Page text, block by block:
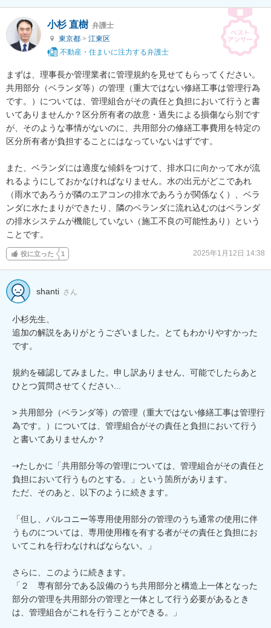
小杉 直樹 弁護士
東京都 > 江東区
不動産・住まいに注力する弁護士
まずは、理事長か管理業者に管理規約を見せてもらってください。
共用部分（ベランダ等）の管理（重大ではない修繕工事は管理行為
です。）については、管理組合がその責任と負担において行うと書
いてありませんか？区分所有者の故意・過失による損傷なら別です
が、そのような事情がないのに、共用部分の修繕工事費用を特定の
区分所有者が負担することにはなっていないはずです。
また、ベランダには適度な傾斜をつけて、排水口に向かって水が流
れるようにしておかなければなりません。水の出元がどこであれ
（雨水であろうが隣のエアコンの排水であろうが関係なく）、ベラ
ンダに水たまりができたり、隣のベランダに流れ込むのはベランダ
の排水システムが機能していない（施工不良の可能性あり）という
ことです。
役に立った 1 2025年1月12日 14:38
shanti さん
小杉先生、
追加の解説をありがとうございました。とてもわかりやすかった
です。
規約を確認してみました。申し訳ありません、可能でしたらあと
ひとつ質問させてください...
> 共用部分（ベランダ等）の管理（重大ではない修繕工事は管理行
為です。）については、管理組合がその責任と負担において行う
と書いてありませんか？
⇢たしかに「共用部分等の管理については、管理組合がその責任と
負担において行うものとする。」という箇所があります。
ただ、そのあと、以下のように続きます。
「但し、バルコニー等専用使用部分の管理のうち通常の使用に伴
うものについては、専用使用権を有する者がその責任と負担にお
いてこれを行わなければならない。」
さらに、このように続きます。
「２　専有部分である設備のうち共用部分と構造上一体となった
部分の管理を共用部分の管理と一体として行う必要があるとき
は、管理組合がこれを行うことができる。」